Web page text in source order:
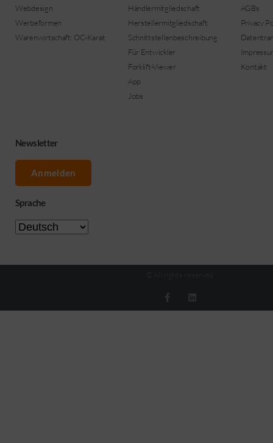
Webdesign
Werbeformen
Warenwirtschaft: OC-Karat
Händlermitgliedschaft
Herstellermitgliedschaft
Schnittstellenbeschreibung
Für Entwickler
Forklift-Viewer
App
Jobs
AGBs
Privacy
Kontakt
Newsletter
Anmelden
Sprache